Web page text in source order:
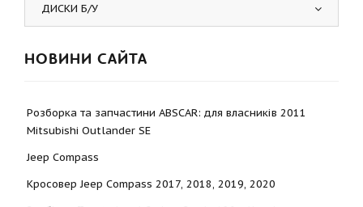
ДИСКИ Б/У
НОВИНИ САЙТА
Розборка та запчастини ABSCAR: для власників 2011
Mitsubishi Outlander SE
Jeep Compass
Кросовер Jeep Compass 2017, 2018, 2019, 2020